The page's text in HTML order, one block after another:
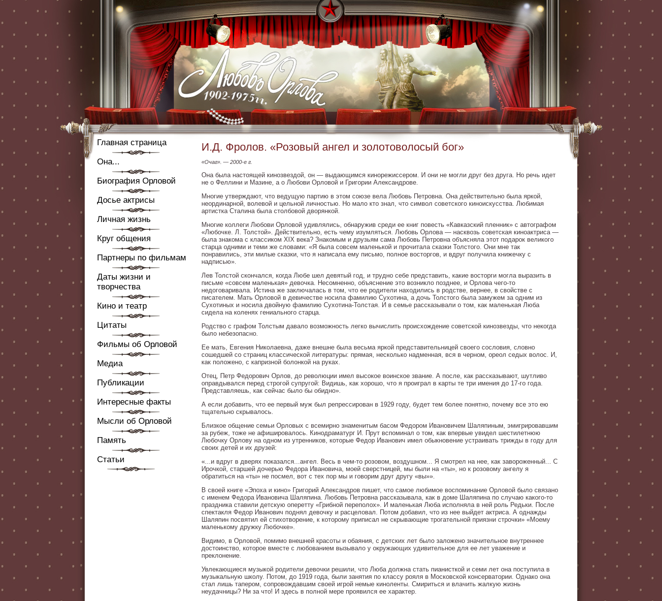
Главная страница
Она...
Биография Орловой
Досье актрисы
Личная жизнь
Круг общения
Партнеры по фильмам
Даты жизни и
творчества
Кино и театр
Цитаты
Фильмы об Орловой
Медиа
Публикации
Интересные факты
Мысли об Орловой
Память
Статьи
И.Д. Фролов. «Розовый ангел и золотоволосый бог»
«Очаг». — 2000-е г.
Она была настоящей кинозвездой, он — выдающимся кинорежиссером. И они не могли друг без друга. Но речь идет
не о Феллини и Мазине, а о Любови Орловой и Григории Александрове.
Многие утверждают, что ведущую партию в этом союзе вела Любовь Петровна. Она действительно была яркой,
неординарной, волевой и цельной личностью. Но мало кто знал, что символ советского киноискусства. Любимая
артистка Сталина была столбовой дворянкой.
Многие коллеги Любови Орловой удивлялись, обнаружив среди ее книг повесть «Кавказский пленник» с автографом
«Любочке. Л. Толстой». Действительно, есть чему изумляться. Любовь Орлова — насквозь советская киноактриса —
была знакома с классиком XIX века? Знакомым и друзьям сама Любовь Петровна объясняла этот подарок великого
старца одними и теми же словами: «Я была совсем маленькой и прочитала сказки Толстого. Они мне так
понравились, эти милые сказки, что я написала ему письмо, полное восторгов, и вдруг получила книжечку с
надписью».
Лев Толстой скончался, когда Любе шел девятый год, и трудно себе представить, какие восторги могла выразить в
письме «совсем маленькая» девочка. Несомненно, объяснение это возникло позднее, и Орлова чего-то
недоговаривала. Истина же заключалась в том, что ее родители находились в родстве, вернее, в свойстве с
писателем. Мать Орловой в девичестве носила фамилию Сухотина, а дочь Толстого была замужем за одним из
Сухотиных и носила двойную фамилию Сухотина-Толстая. И в семье рассказывали о том, как маленькая Люба
сидела на коленях гениального старца.
Родство с графом Толстым давало возможность легко вычислить происхождение советской кинозвезды, что некогда
было небезопасно.
Ее мать, Евгения Николаевна, даже внешне была весьма яркой представительницей своего сословия, словно
сошедшей со страниц классической литературы: прямая, несколько надменная, вся в черном, ореол седых волос. И,
как положено, с капризной болонкой на руках.
Отец, Петр Федорович Орлов, до революции имел высокое воинское звание. А после, как рассказывают, шутливо
оправдывался перед строгой супругой: Видишь, как хорошо, что я проиграл в карты те три имения до 17-го года.
Представляешь, как сейчас было бы обидно».
А если добавить, что ее первый муж был репрессирован в 1929 году, будет тем более понятно, почему все это ею
тщательно скрывалось.
Близкое общение семьи Орловых с всемирно знаменитым басом Федором Ивановичем Шаляпиным, эмигрировавшим
за рубеж, тоже не афишировалось. Кинодраматург И. Прут вспоминал о том, как впервые увидел шестилетнюю
Любочку Орлову на одном из утренников, которые Федор Иванович имел обыкновение устраивать трижды в году для
своих детей и их друзей:
«...и вдруг в дверях показался...ангел. Весь в чем-то розовом, воздушном... Я смотрел на нее, как завороженный... С
Ирочкой, старшей дочерью Федора Ивановича, моей сверстницей, мы были на «ты», но к розовому ангелу я
обратиться на «ты» не посмел, вот с тех пор мы и говорим друг другу «вы»».
В своей книге «Эпоха и кино» Григорий Александров пишет, что самое любимое воспоминание Орловой было связано
с именем Федора Ивановича Шаляпина. Любовь Петровна рассказывала, как в доме Шаляпина по случаю какого-то
праздника ставили детскую оперетту «Грибной переполох». И маленькая Люба исполняла в ней роль Редьки. После
спектакля Федор Иванович поднял девочку и расцеловал. Потом добавил, что из нее выйдет актриса. А однажды
Шаляпин посвятил ей стихотворение, к которому приписал не скрывающие трогательной приязни строчки» «Моему
маленькому дружку Любочке».
Видимо, в Орловой, помимо внешней красоты и обаяния, с детских лет было заложено значительное внутреннее
достоинство, которое вместе с любованием вызывало у окружающих удивительное для ее лет уважение и
преклонение.
Увлекающиеся музыкой родители девочки решили, что Люба должна стать пианисткой и семи лет она поступила в
музыкальную школу. Потом, до 1919 года, были занятия по классу рояля в Московской консерватории. Однако она
стал лишь тапером, сопровождавшим своей игрой немые киноленты. Смириться и влачить жалкую жизнь
неудачницы? Ни за что! И здесь в полной мере проявился ее характер.